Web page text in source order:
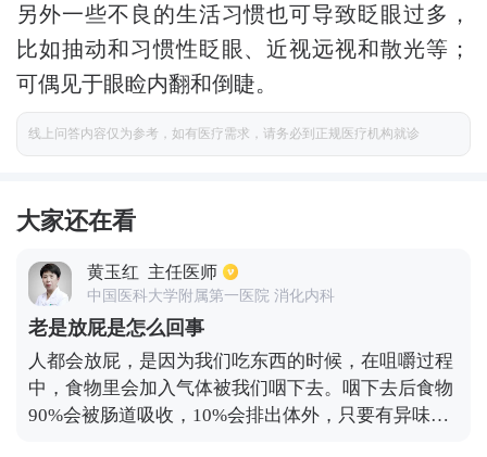
另外一些不良的生活习惯也可导致眨眼过多，
比如抽动和习惯性眨眼、近视远视和散光等；
可偶见于眼睑内翻和倒睫。
线上问答内容仅为参考，如有医疗需求，请务必到正规医疗机构就诊
大家还在看
黄玉红 主任医师
中国医科大学附属第一医院 消化内科
老是放屁是怎么回事
人都会放屁，是因为我们吃东西的时候，在咀嚼过程
中，食物里会加入气体被我们咽下去。咽下去后食物
90%会被肠道吸收，10%会排出体外，只要有异味，